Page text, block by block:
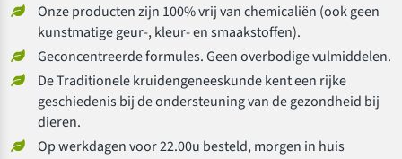
Onze producten zijn 100% vrij van chemicaliën (ook geen
kunstmatige geur-, kleur- en smaakstoffen).
Geconcentreerde formules. Geen overbodige vulmiddelen.
De Traditionele kruidengeneeskunde kent een rijke
geschiedenis bij de ondersteuning van de gezondheid bij
dieren.
Op werkdagen voor 22.00u besteld, morgen in huis